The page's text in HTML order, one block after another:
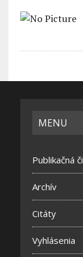
MENU
Publikačná
Archív
Citáty
Vyhlásenia